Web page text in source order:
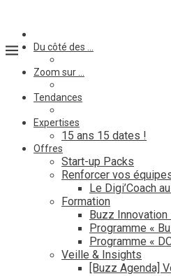
Du côté des …
Zoom sur …
Tendances
Expertises
15 ans 15 dates !
Offres
Start-up Packs
Renforcer vos
Le Digi’Coach
Formation
Buzz Innovation
Programme «
Programme «
Veille & Insights
[Buzz Agenda]